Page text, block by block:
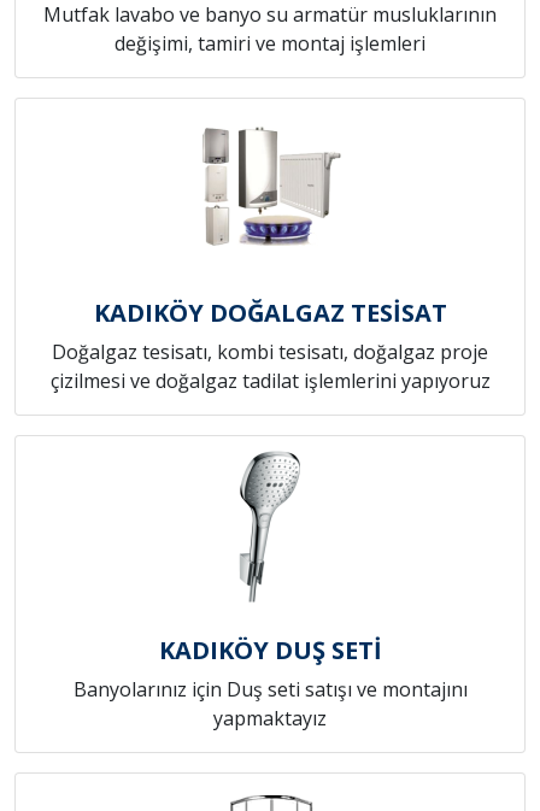
Mutfak lavabo ve banyo su armatür musluklarının
değişimi, tamiri ve montaj işlemleri
KADIKÖY DOĞALGAZ TESİSAT
Doğalgaz tesisatı, kombi tesisatı, doğalgaz proje
çizilmesi ve doğalgaz tadilat işlemlerini yapıyoruz
KADIKÖY DUŞ SETİ
Banyolarınız için Duş seti satışı ve montajını
yapmaktayız